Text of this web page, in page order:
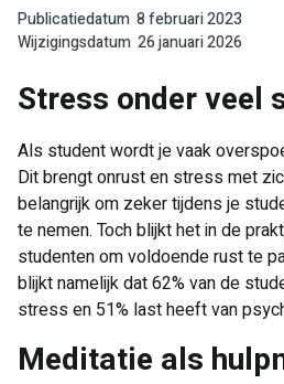
Publicatiedatum 8 februari 2023
Wijzigingsdatum 26 januari 2026
Stress onder veel
Als student wordt je vaak
Dit brengt onrust en stress met
belangrijk om zeker tijdens je
te nemen. Toch blijkt het in de
studenten om voldoende rust te
blijkt namelijk dat 62% van de
stress en 51% last heeft van
Meditatie als